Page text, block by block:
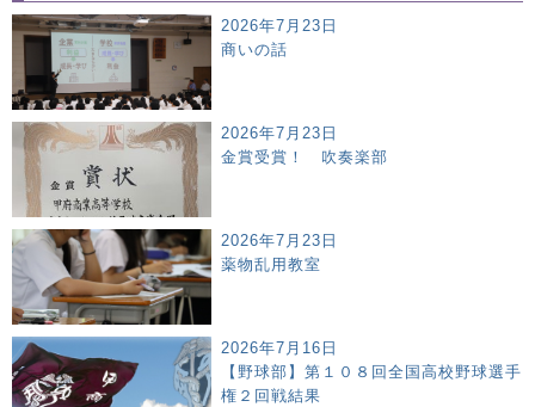
2026年7月23日
商いの話
2026年7月23日
金賞受賞！ 吹奏楽部
2026年7月23日
薬物乱用教室
2026年7月16日
【野球部】第１０８回全国高校野球選手
権２回戦結果